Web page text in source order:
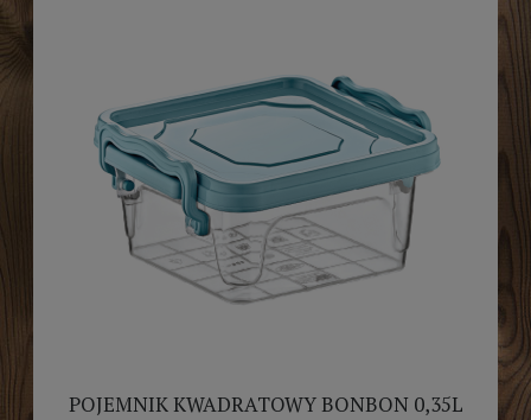
POJEMNIK KWADRATOWY BONBON 0,35L